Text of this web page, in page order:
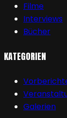
Filme
Interviews
Bücher
KATEGORIEN
Galerien